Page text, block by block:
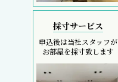
採寸サービス
申込後は当社スタッフが
お部屋を採寸致します